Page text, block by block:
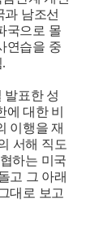
과 남조선
국으로 몰
연습을 중
발표한 성
대한 비
이행을 재
서해 직도
하는 미국
고 그 아래
대로 보고